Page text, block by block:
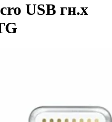
USB гн.х